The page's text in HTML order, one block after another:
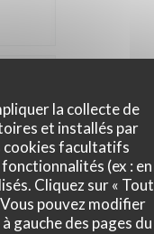
la collecte de
et installés par
cookies facultatifs
(ex : en
Cliquez sur « Tout
pouvez modifier
gauche des pages du